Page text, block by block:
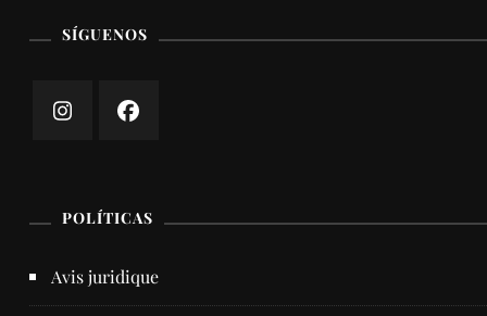
SÍGUENOS
POLÍTICAS
Avis juridique